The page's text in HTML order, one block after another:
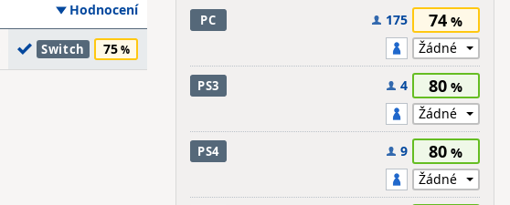
Hodnocení
Switch 75
PC 175 74
PS3 4 80
PS4 9 80